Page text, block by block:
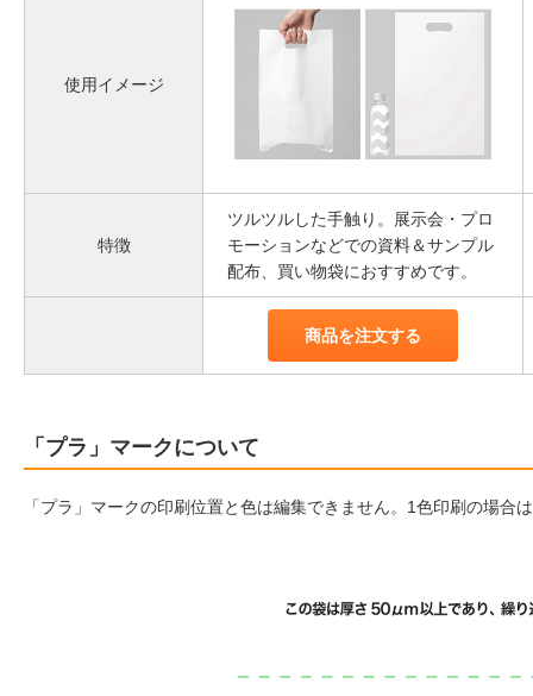
使用イメージ
特徴
ツルツルした手触り。展示会・プロ
モーションなどでの資料＆サンプル
配布、買い物袋におすすめです。
商品を注文する
「プラ」マークについて
「プラ」マークの印刷位置と色は編集できません。1色印刷の場合